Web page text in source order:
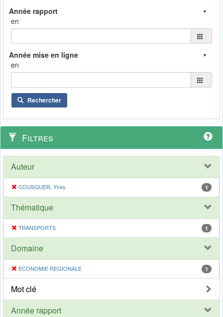
en
en
Rechercher
Filtres
Auteur
COUSQUER, Yves 1
Thématique
TRANSPORTS 1
Domaine
ECONOMIE REGIONALE 1
Mot clé
Année rapport